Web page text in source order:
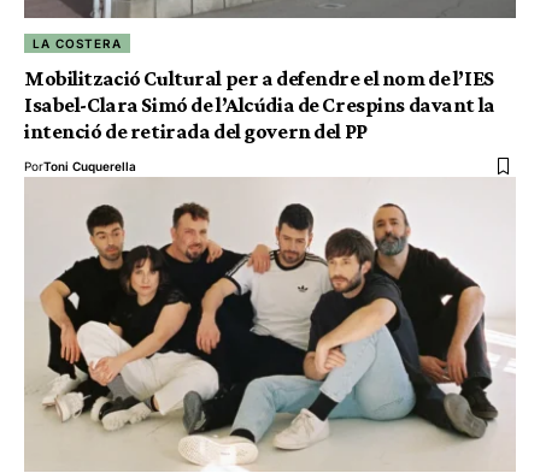
LA COSTERA
Mobilització Cultural per a defendre el nom de l’IES
Isabel-Clara Simó de l’Alcúdia de Crespins davant la
intenció de retirada del govern del PP
PorToni Cuquerella